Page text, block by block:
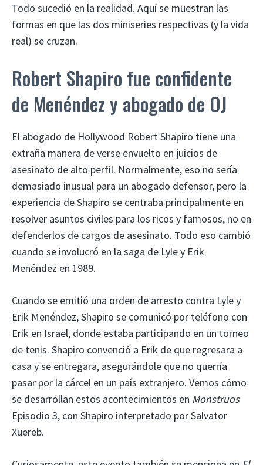
Todo sucedió en la realidad. Aquí se muestran las
formas en que las dos miniseries respectivas (y la vida
real) se cruzan.
Robert Shapiro fue confidente
de Menéndez y abogado de OJ
El abogado de Hollywood Robert Shapiro tiene una
extraña manera de verse envuelto en juicios de
asesinato de alto perfil. Normalmente, eso no sería
demasiado inusual para un abogado defensor, pero la
experiencia de Shapiro se centraba principalmente en
resolver asuntos civiles para los ricos y famosos, no en
defenderlos de cargos de asesinato. Todo eso cambió
cuando se involucró en la saga de Lyle y Erik
Menéndez en 1989.
Cuando se emitió una orden de arresto contra Lyle y
Erik Menéndez, Shapiro se comunicó por teléfono con
Erik en Israel, donde estaba participando en un torneo
de tenis. Shapiro convenció a Erik de que regresara a
casa y se entregara, asegurándole que no querría
pasar por la cárcel en un país extranjero. Vemos cómo
se desarrollan estos acontecimientos en Monstruos
Episodio 3, con Shapiro interpretado por Salvator
Xuereb.